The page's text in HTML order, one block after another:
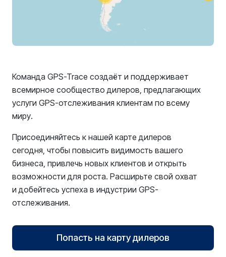
Команда GPS-Trace создаёт и поддерживает
всемирное сообщество дилеров, предлагающих
услуги GPS-отслеживания клиентам по всему
миру.
Присоединяйтесь к нашей карте дилеров
сегодня, чтобы повысить видимость вашего
бизнеса, привлечь новых клиентов и открыть
возможности для роста. Расширьте свой охват
и добейтесь успеха в индустрии GPS-
отслеживания.
Попасть на карту дилеров